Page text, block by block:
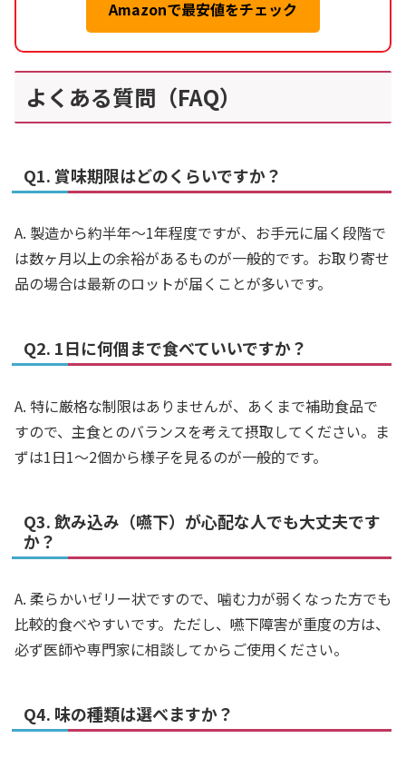
Amazonで最安値をチェック
よくある質問（FAQ）
Q1. 賞味期限はどのくらいですか？
A. 製造から約半年〜1年程度ですが、お手元に届く段階で
は数ヶ月以上の余裕があるものが一般的です。お取り寄せ
品の場合は最新のロットが届くことが多いです。
Q2. 1日に何個まで食べていいですか？
A. 特に厳格な制限はありませんが、あくまで補助食品で
すので、主食とのバランスを考えて摂取してください。ま
ずは1日1〜2個から様子を見るのが一般的です。
Q3. 飲み込み（嚥下）が心配な人でも大丈夫です
か？
A. 柔らかいゼリー状ですので、噛む力が弱くなった方でも
比較的食べやすいです。ただし、嚥下障害が重度の方は、
必ず医師や専門家に相談してからご使用ください。
Q4. 味の種類は選べますか？